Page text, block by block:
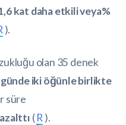
kat daha etkili veya%
).
olan 35 denek
günde iki öğünle birlikte
süre
(R ).